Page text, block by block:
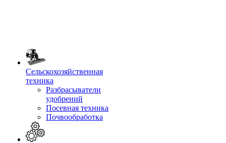
Сельскохозяйственная
техника
Разбрасыватели
удобрений
Посевная техника
Почвообработка